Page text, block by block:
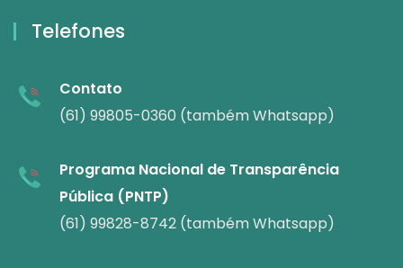
Telefones
Contato
(61) 99805-0360 (também Whatsapp)
Programa Nacional de Transparência
Pública (PNTP)
(61) 99828-8742 (também Whatsapp)